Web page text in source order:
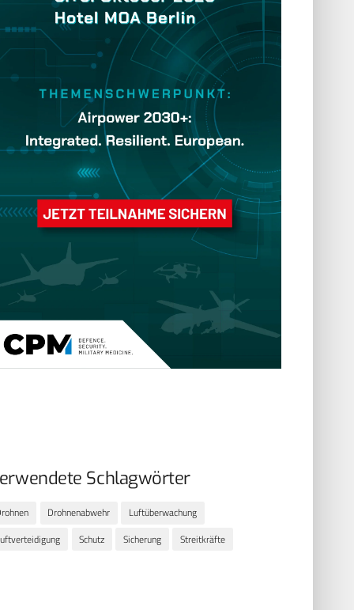
Schlagwörter
Drohnenabwehr
Luftüberwachung
Schutz Sicherung Streitkräfte